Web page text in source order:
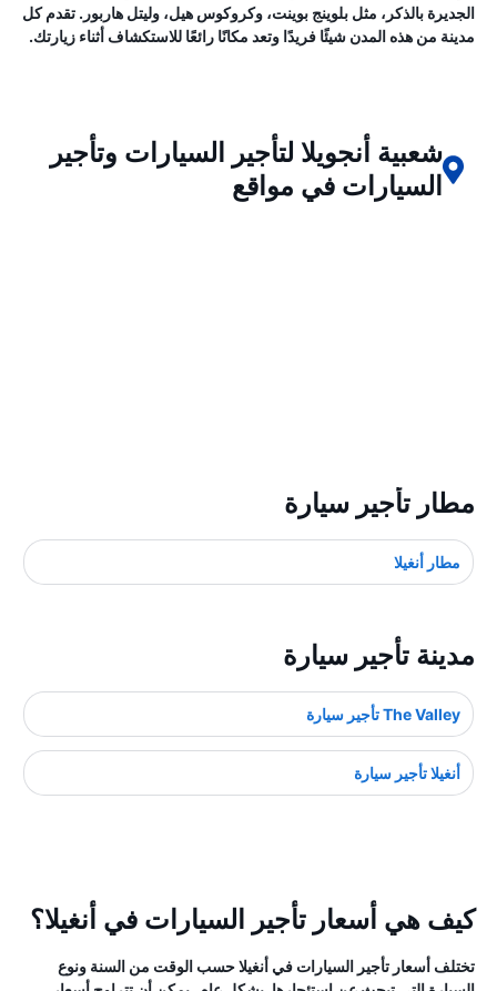
الجديرة بالذكر، مثل بلوينج بوينت، وكروكوس هيل، وليتل هاربور. تقدم كل
مدينة من هذه المدن شيئًا فريدًا وتعد مكانًا رائعًا للاستكشاف أثناء زيارتك.
شعبية أنجويلا لتأجير السيارات وتأجير
السيارات في مواقع
مطار تأجير سيارة
مطار أنغيلا
مدينة تأجير سيارة
The Valley تأجير سيارة
أنغيلا تأجير سيارة
كيف هي أسعار تأجير السيارات في أنغيلا؟
تختلف أسعار تأجير السيارات في أنغيلا حسب الوقت من السنة ونوع